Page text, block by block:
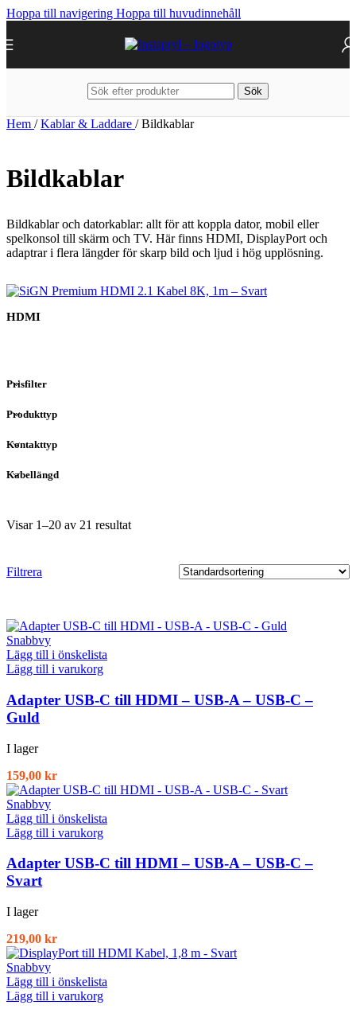
Hoppa till navigering Hoppa till huvudinnehåll
Sök
Hem / Kablar & Laddare / Bildkablar
Bildkablar
Bildkablar och datorkablar: allt för att koppla dator, mobil eller
spelkonsol till skärm och TV. Här finns HDMI, DisplayPort och
adaptrar i flera längder för skarp bild och ljud i hög upplösning.
HDMI
Prisfilter
Produkttyp
Kontakttyp
Kabellängd
Visar 1–20 av 21 resultat
Filtrera
Snabbvy
Lägg till i önskelista
Lägg till i varukorg
Adapter USB-C till HDMI – USB-A – USB-C –
Guld
I lager
159,00 kr
Snabbvy
Lägg till i önskelista
Lägg till i varukorg
Adapter USB-C till HDMI – USB-A – USB-C –
Svart
I lager
219,00 kr
Snabbvy
Lägg till i önskelista
Lägg till i varukorg